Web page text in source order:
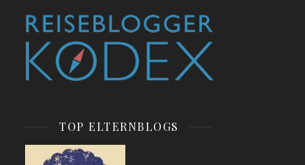
TOP ELTERNBLOGS